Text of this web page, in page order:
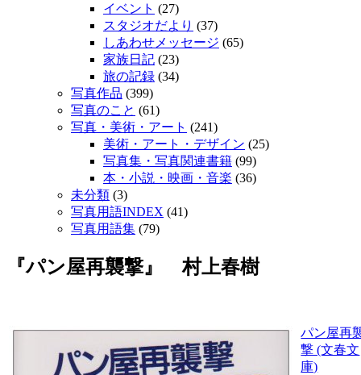
イベント (27)
スタジオだより (37)
しあわせメッセージ (65)
家族日記 (23)
旅の記録 (34)
写真作品 (399)
写真のこと (61)
写真・美術・アート (241)
美術・アート・デザイン (25)
写真集・写真関連書籍 (99)
本・小説・映画・音楽 (36)
未分類 (3)
写真用語INDEX (41)
写真用語集 (79)
『パン屋再襲撃』 村上春樹
パン屋再
撃 (文春文
庫)